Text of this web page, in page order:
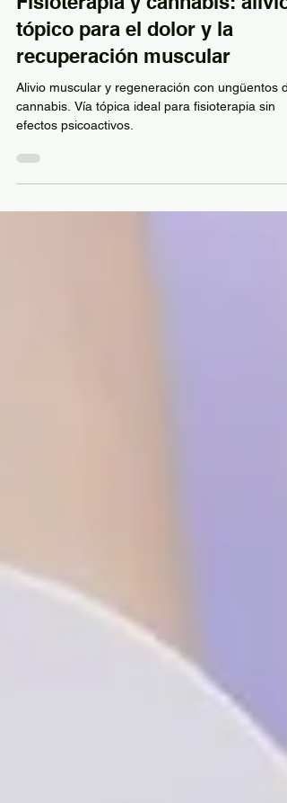
22 ene
Fisioterapia y cannabis: alivio
tópico para el dolor y la
recuperación muscular
Alivio muscular y regeneración con ungüentos
efectos psicoactivos.